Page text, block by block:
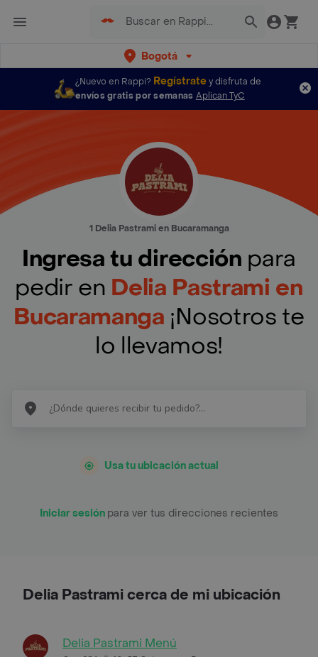
Bogotá
¿Nuevo en Rappi? Regístratey disfruta de
envíos gratis por semanas Aplican TyC
1 Delia Pastrami en Bucaramanga
Ingresa tu dirección para
pedir en Delia Pastrami en
Bucaramanga ¡Nosotros te
lo llevamos!
Usa tu ubicación actual
Iniciar sesión para ver tus direcciones recientes
Delia Pastrami cerca de mi ubicación
Delia Pastrami Menú